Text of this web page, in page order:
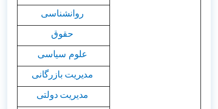
روانشناسی
حقوق
علوم سیاسی
مدیریت بازرگانی
مدیریت دولتی